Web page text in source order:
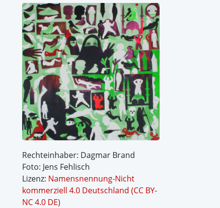
Rechteinhaber: Dagmar Brand
Foto: Jens Fehlisch
Lizenz: Namensnennung-Nicht
kommerziell 4.0 Deutschland (CC BY-
NC 4.0 DE)